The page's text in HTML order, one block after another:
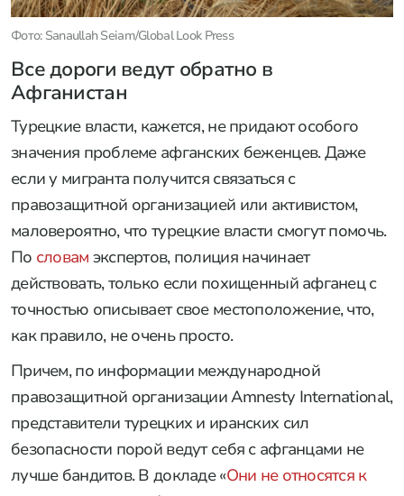
Фото: Sanaullah Seiam/Global Look Press
Все дороги ведут обратно в
Афганистан
Турецкие власти, кажется, не придают особого
значения проблеме афганских беженцев. Даже
если у мигранта получится связаться с
правозащитной организацией или активистом,
маловероятно, что турецкие власти смогут помочь.
По словам экспертов, полиция начинает
действовать, только если похищенный афганец с
точностью описывает свое местоположение, что,
как правило, не очень просто.
Причем, по информации международной
правозащитной организации Amnesty International,
представители турецких и иранских сил
безопасности порой ведут себя с афганцами не
лучше бандитов. В докладе «Они не относятся к